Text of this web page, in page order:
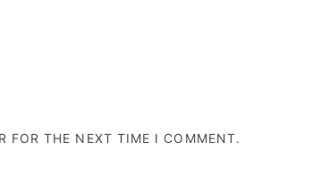
FOR THE NEXT TIME I COMMENT.